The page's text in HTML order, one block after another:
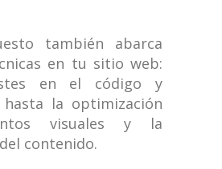
también abarca
en tu sitio web:
en el código y
hasta la optimización
visuales y la
contenido.